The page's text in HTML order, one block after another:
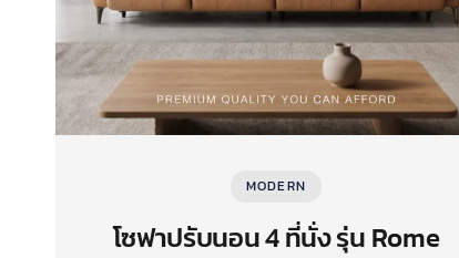
MODERN
โซฟาปรับนอน 4 ที่นั่ง รุ่น Rome